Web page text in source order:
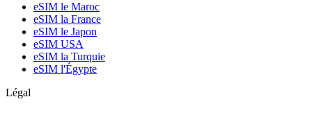
eSIM le Maroc
eSIM la France
eSIM le Japon
eSIM USA
eSIM la Turquie
eSIM l'Égypte
Légal